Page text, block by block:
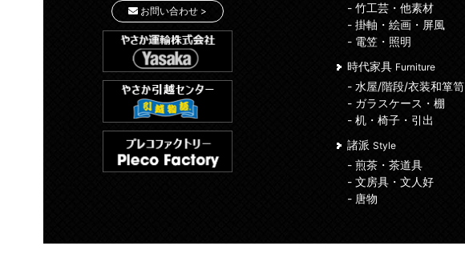
お問い合わせ >
- 竹工芸・他素材
- 掛軸・絵画・屏風
- 電笠・照明
時代家具 Furniture
- 水屋/階段/衣装和箪笥
- ガラスケース・棚
- 机・椅子・引出
諸派 Style
- 煎茶・茶道具
- 文房具・文人好
- 唐物